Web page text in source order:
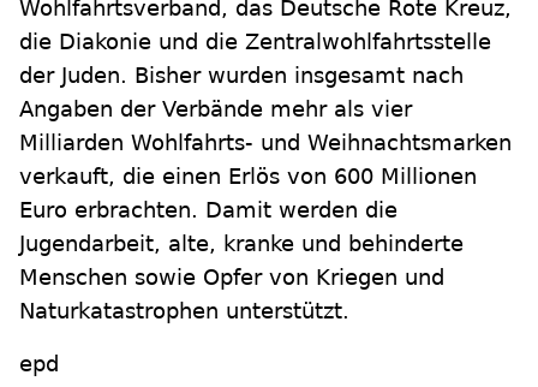
Wohlfahrtsverband, das Deutsche Rote Kreuz,
die Diakonie und die Zentralwohlfahrtsstelle
der Juden. Bisher wurden insgesamt nach
Angaben der Verbände mehr als vier
Milliarden Wohlfahrts- und Weihnachtsmarken
verkauft, die einen Erlös von 600 Millionen
Euro erbrachten. Damit werden die
Jugendarbeit, alte, kranke und behinderte
Menschen sowie Opfer von Kriegen und
Naturkatastrophen unterstützt.
epd